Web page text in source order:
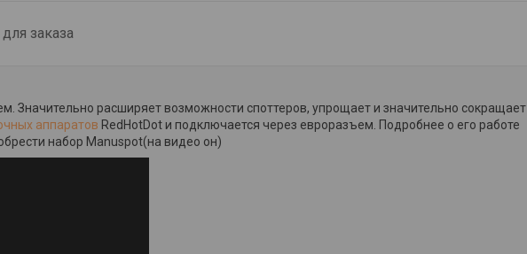
заказа
Значительно расширяет возможности споттеров, упрощает и значительно сокращает
аппаратов RedHotDot и подключается через евроразъем. Подробнее о его работе
набор Manuspot(на видео он)